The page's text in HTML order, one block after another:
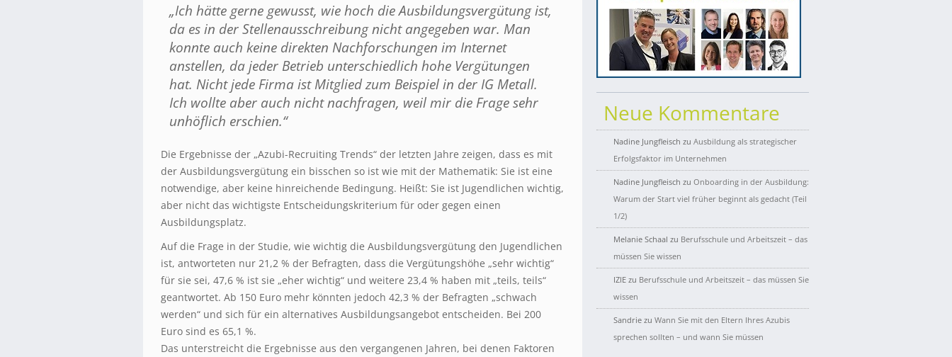
„Ich hätte gerne gewusst, wie hoch die Ausbildungsvergütung ist,
da es in der Stellenausschreibung nicht angegeben war. Man
konnte auch keine direkten Nachforschungen im Internet
anstellen, da jeder Betrieb unterschiedlich hohe Vergütungen
hat. Nicht jede Firma ist Mitglied zum Beispiel in der IG Metall.
Ich wollte aber auch nicht nachfragen, weil mir die Frage sehr
unhöflich erschien.“
Die Ergebnisse der „Azubi-Recruiting Trends“ der letzten Jahre zeigen, dass es mit
der Ausbildungsvergütung ein bisschen so ist wie mit der Mathematik: Sie ist eine
notwendige, aber keine hinreichende Bedingung. Heißt: Sie ist Jugendlichen wichtig,
aber nicht das wichtigste Entscheidungskriterium für oder gegen einen
Ausbildungsplatz.
Auf die Frage in der Studie, wie wichtig die Ausbildungsvergütung den Jugendlichen
ist, antworteten nur 21,2 % der Befragten, dass die Vergütungshöhe „sehr wichtig“
für sie sei, 47,6 % ist sie „eher wichtig“ und weitere 23,4 % haben mit „teils, teils“
geantwortet. Ab 150 Euro mehr könnten jedoch 42,3 % der Befragten „schwach
werden“ und sich für ein alternatives Ausbildungsangebot entscheiden. Bei 200
Euro sind es 65,1 %.
Das unterstreicht die Ergebnisse aus den vergangenen Jahren, bei denen Faktoren
Neue Kommentare
Nadine Jungfleisch zu Ausbildung als strategischer
Erfolgsfaktor im Unternehmen
Nadine Jungfleisch zu Onboarding in der Ausbildung:
Warum der Start viel früher beginnt als gedacht (Teil
1/2)
Melanie Schaal zu Berufsschule und Arbeitszeit – das
müssen Sie wissen
IZIE zu Berufsschule und Arbeitszeit – das müssen Sie
wissen
Sandrie zu Wann Sie mit den Eltern Ihres Azubis
sprechen sollten – und wann Sie müssen